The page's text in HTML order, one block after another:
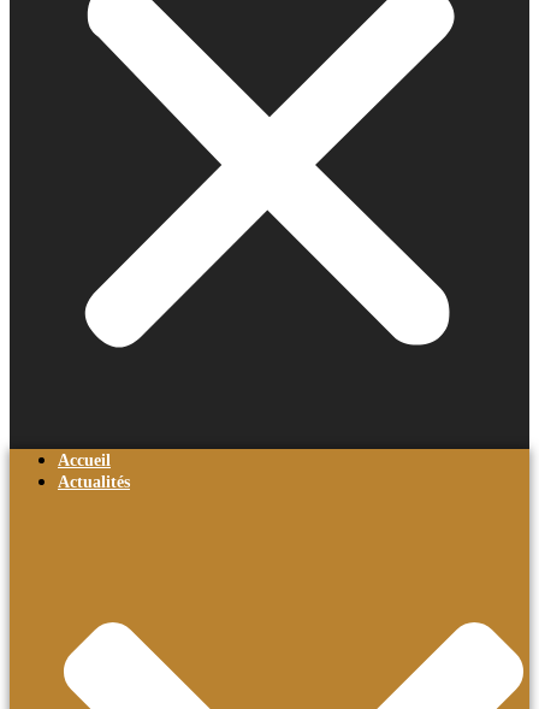
Accueil
Actualités